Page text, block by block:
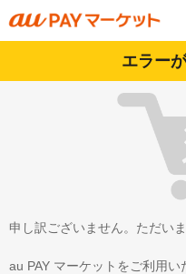
エラー
申し訳ございません。ただい
au PAY マーケットをご利用い